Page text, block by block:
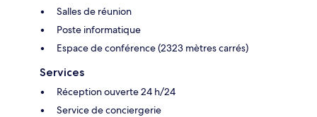
Salles de réunion
Poste informatique
Espace de conférence (2323 mètres carrés)
Services
Réception ouverte 24 h/24
Service de conciergerie